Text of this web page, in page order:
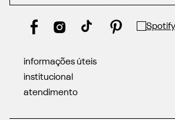
informações úteis
institucional
atendimento